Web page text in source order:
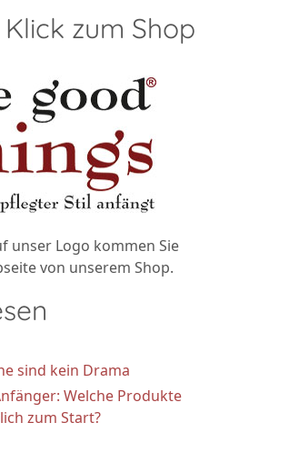
zum Shop
unser Logo kommen Sie
von unserem Shop.
sind kein Drama
Welche Produkte
zum Start?